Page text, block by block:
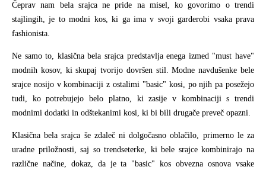
Čeprav nam bela srajca ne pride na misel, ko govorimo o trendi
stajlingih, je to modni kos, ki ga ima v svoji garderobi vsaka prava
fashionista.
Ne samo to, klasična bela srajca predstavlja enega izmed "must have"
modnih kosov, ki skupaj tvorijo dovršen stil. Modne navdušenke bele
srajce nosijo v kombinaciji z ostalimi "basic" kosi, po njih pa posežejo
tudi, ko potrebujejo belo platno, ki zasije v kombinaciji s trendi
modnimi dodatki in odštekanimi kosi, ki bi bili drugače preveč opazni.
Klasična bela srajca še zdaleč ni dolgočasno oblačilo, primerno le za
uradne priložnosti, saj so trendseterke, ki bele srajce kombinirajo na
različne načine, dokaz, da je ta "basic" kos obvezna osnova vsake